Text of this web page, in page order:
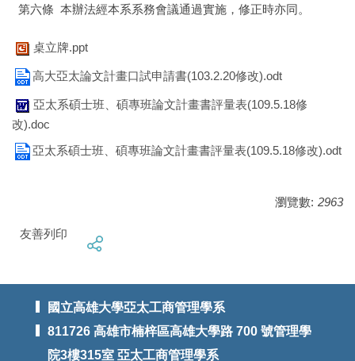
第六條 本辦法經本系系務會議通過實施，修正時亦同。
桌立牌.ppt
高大亞太論文計畫口試申請書(103.2.20修改).odt
亞太系碩士班、碩專班論文計畫書評量表(109.5.18修
改).doc
亞太系碩士班、碩專班論文計畫書評量表(109.5.18修改).odt
瀏覽數: 2963
友善列印
國立高雄大學亞太工商管理學系
811726 高雄市楠梓區高雄大學路 700 號管理學
院3樓315室 亞太工商管理學系